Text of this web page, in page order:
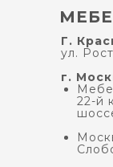
Г.
ул.
г.
22-й